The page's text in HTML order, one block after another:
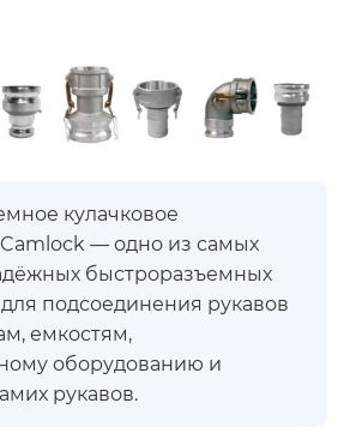
кулачковое
— одно из самых
быстроразъемных
подсоединения рукавов
емкостям,
оборудованию и
рукавов.